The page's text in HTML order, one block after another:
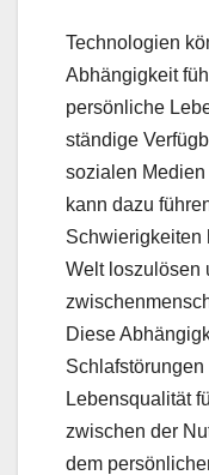
Technologien
Abhängigkeit
persönliche
ständige
sozialen
kann dazu
Schwierigkeiten
Welt loszulösen
Diese
Lebensqualität
zwischen der
dem